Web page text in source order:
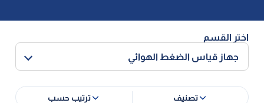
اختر القسم
جهاز قياس الضغط الهوائي
تصنيف ترتيب حسب